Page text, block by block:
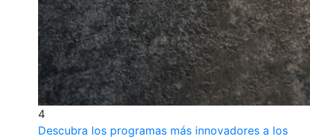
4
Descubra los programas más innovadores a los